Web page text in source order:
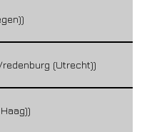
(Utrecht))